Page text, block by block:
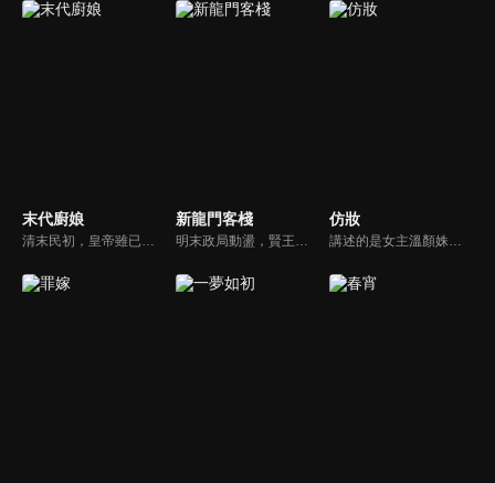
末代廚娘
清末民初，皇帝雖已退位，但紫禁城內仍是君君臣臣的小朝廷。民女容兒陰差陽錯成為宮女後，與侍衞李琪結下淵源。容兒出於對廚藝的悟性頗受壽喜姑姑賞識，壽喜收容兒為徒授其廚技。太監孫立仁誣陷壽喜盜竊宮內珍寶，容兒不甘師傅冤死，與李琪並肩查案。
新龍門客棧
明末政局動盪，賢王將立為太子，引來敬王與東廠曹少欽暗中謀害。錦衣衛周淮安護送英王遇伏，逃亡途中攜小王爺求助俠女邱莫言，並逃至龍門島。女掌櫃金鑲玉傾心周淮安，三人情義糾葛。最終周力挫奸黨、昭雪忠冤，成就開海開市大業，功成隱退，金鑲玉守候不渝。
仿妝
講述的是女主溫顏姝和男主慕寒陰差陽錯之下用不同的身份從相識相知到真誠相愛，從保護自己的小家到共同守護天下的故事，展現了他們對於美好愛情的無限嚮往和不懈追求，對於彼此人生創傷的互相寬慰與治癒，對於自身責任和使命的勇敢擔當。